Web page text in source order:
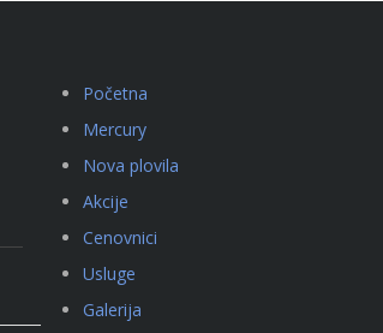
Početna
Mercury
Nova plovila
Akcije
Cenovnici
Usluge
Galerija